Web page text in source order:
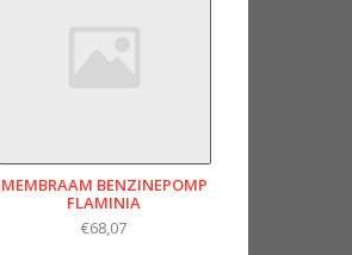
MEMBRAAM BENZINEPOMP
FLAMINIA
€68,07